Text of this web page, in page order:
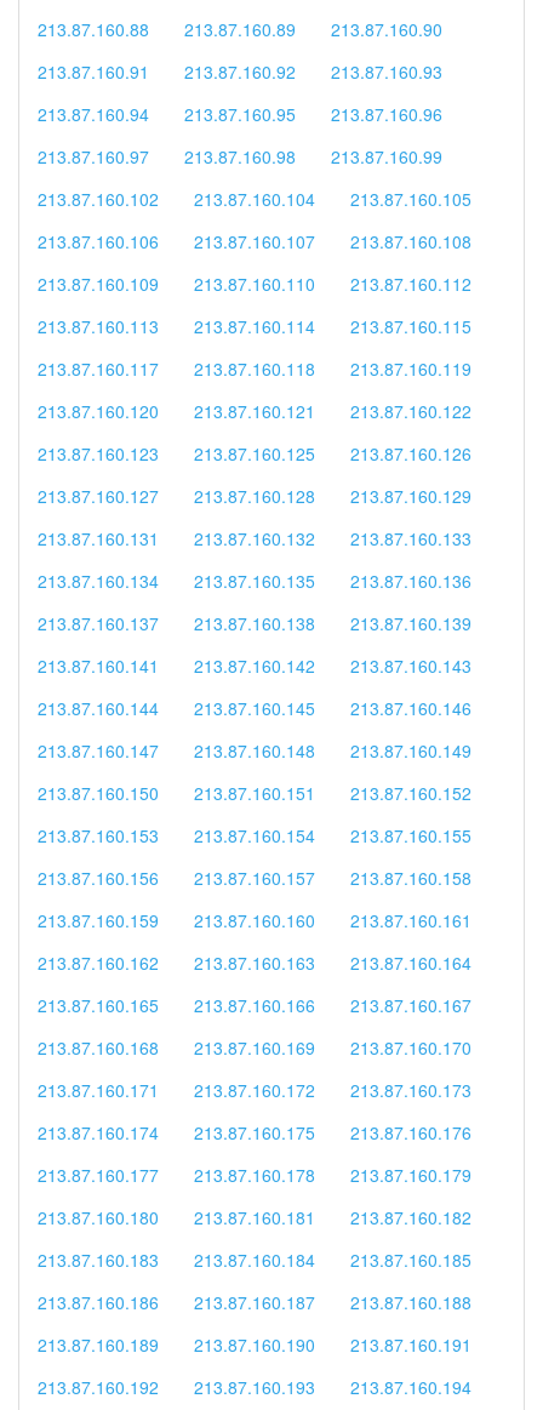
213.87.160.88
213.87.160.89
213.87.160.90
213.87.160.91
213.87.160.92
213.87.160.93
213.87.160.94
213.87.160.95
213.87.160.96
213.87.160.97
213.87.160.98
213.87.160.99
213.87.160.102
213.87.160.104
213.87.160.105
213.87.160.106
213.87.160.107
213.87.160.108
213.87.160.109
213.87.160.110
213.87.160.112
213.87.160.113
213.87.160.114
213.87.160.115
213.87.160.117
213.87.160.118
213.87.160.119
213.87.160.120
213.87.160.121
213.87.160.122
213.87.160.123
213.87.160.125
213.87.160.126
213.87.160.127
213.87.160.128
213.87.160.129
213.87.160.131
213.87.160.132
213.87.160.133
213.87.160.134
213.87.160.135
213.87.160.136
213.87.160.137
213.87.160.138
213.87.160.139
213.87.160.141
213.87.160.142
213.87.160.143
213.87.160.144
213.87.160.145
213.87.160.146
213.87.160.147
213.87.160.148
213.87.160.149
213.87.160.150
213.87.160.151
213.87.160.152
213.87.160.153
213.87.160.154
213.87.160.155
213.87.160.156
213.87.160.157
213.87.160.158
213.87.160.159
213.87.160.160
213.87.160.161
213.87.160.162
213.87.160.163
213.87.160.164
213.87.160.165
213.87.160.166
213.87.160.167
213.87.160.168
213.87.160.169
213.87.160.170
213.87.160.171
213.87.160.172
213.87.160.173
213.87.160.174
213.87.160.175
213.87.160.176
213.87.160.177
213.87.160.178
213.87.160.179
213.87.160.180
213.87.160.181
213.87.160.182
213.87.160.183
213.87.160.184
213.87.160.185
213.87.160.186
213.87.160.187
213.87.160.188
213.87.160.189
213.87.160.190
213.87.160.191
213.87.160.192
213.87.160.193
213.87.160.194